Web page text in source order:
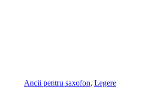
Ancii pentru saxofon, Legere